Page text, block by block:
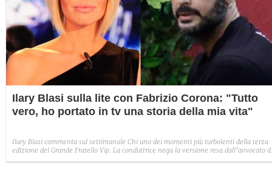
Ilary Blasi sulla lite con Fabrizio Corona: "Tutto
vero, ho portato in tv una storia della mia vita"
Ilary Blasi commenta sul settimanale Chi uno dei momenti più turbolenti della terza
edizione del Grande Fratello Vip. La conduttrice nega la versione resa dall’avvocato di